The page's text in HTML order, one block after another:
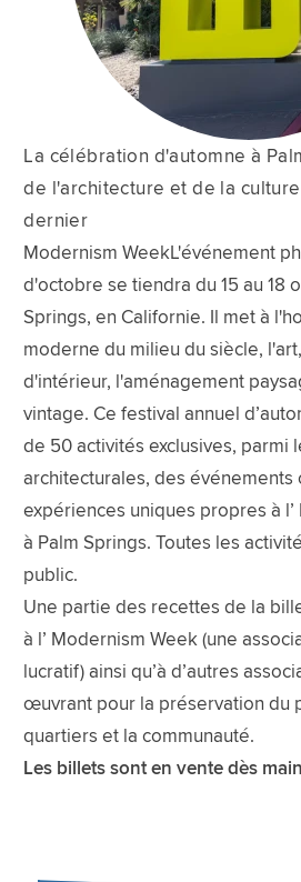
La célébration d'automne à
de l'architecture et de la
dernier
Modernism WeekL'événement
d'octobre se tiendra du 15 au 18
Springs, en Californie. Il met à
moderne du milieu du siècle,
d'intérieur, l'aménagement
vintage. Ce festival annuel
de 50 activités exclusives, parmi
architecturales, des événements
expériences uniques propres à
à Palm Springs. Toutes les
public.
Une partie des recettes de la
à l’ Modernism Week (une
lucratif) ainsi qu’à d’autres
œuvrant pour la préservation du
quartiers et la communauté.
Les billets sont en vente dès